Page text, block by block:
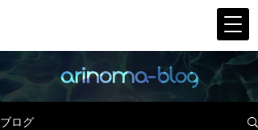
ブログ